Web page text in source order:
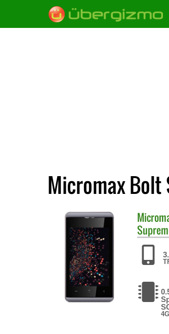
Micromax Bolt